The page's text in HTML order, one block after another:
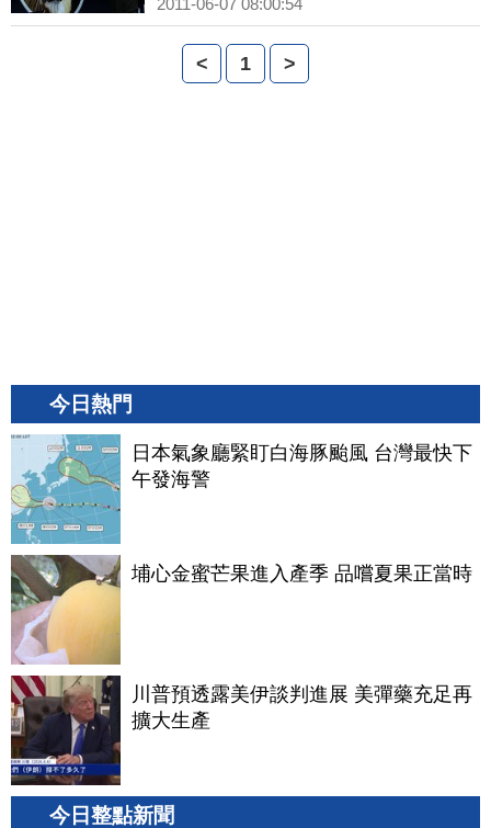
2011-06-07 08:00:54
< 1 >
今日熱門
日本氣象廳緊盯白海豚颱風 台灣最快下
午發海警
埔心金蜜芒果進入產季 品嚐夏果正當時
川普預透露美伊談判進展 美彈藥充足再
擴大生產
今日整點新聞